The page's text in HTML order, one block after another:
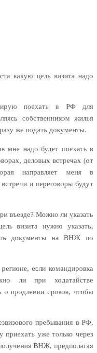
какую цель визита надо
поехать в РФ для
собственником жилья
же подать документы.
мне надо будет поехать в
деловых встречах (от
направляет меня в
и переговоры будут
въезде? Можно ли указать
визита нужно указать,
документы на ВНЖ по
если командировка
ли при ходатайстве
о продлении сроков, чтобы
пребывания в РФ,
уже только через
ВНЖ, предполагая